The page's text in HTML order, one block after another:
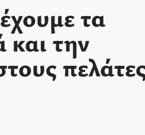
τα
και την